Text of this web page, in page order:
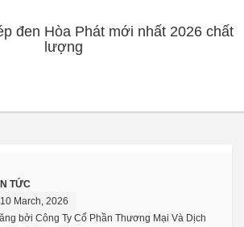
đen Hòa Phát mới nhất 2026 chất
lượng
TỨC
10 March, 2026
bởi Công Ty Cổ Phần Thương Mại Và Dịch